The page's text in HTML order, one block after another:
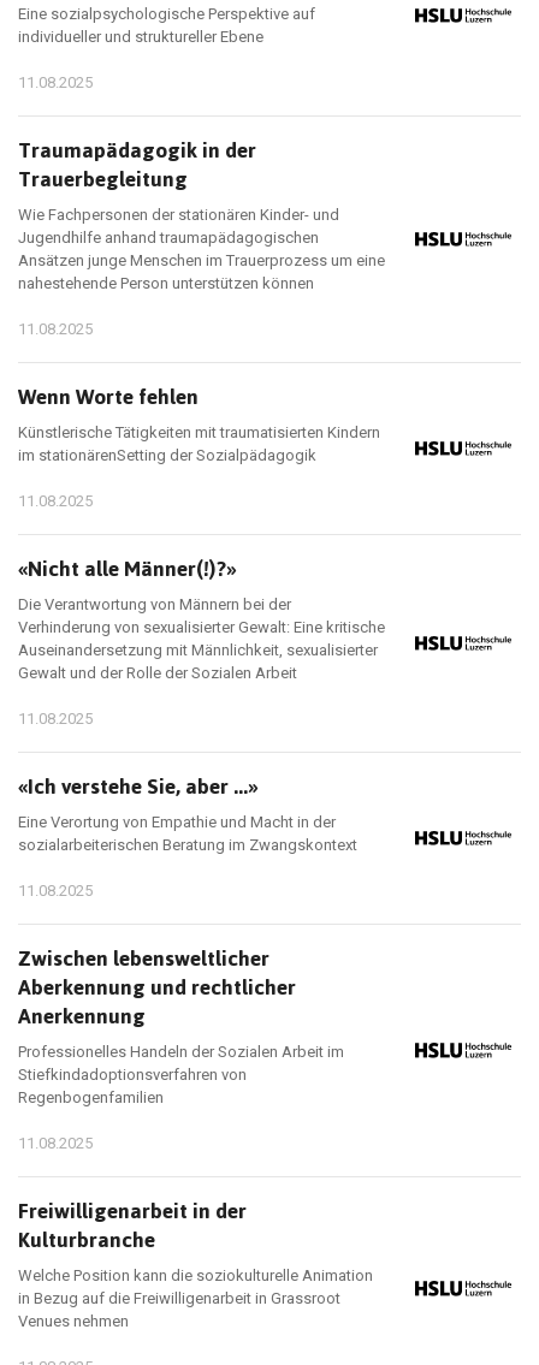
Eine sozialpsychologische Perspektive auf
individueller und struktureller Ebene
11.08.2025
Traumapädagogik in der
Trauerbegleitung
Wie Fachpersonen der stationären Kinder- und
Jugendhilfe anhand traumapädagogischen
Ansätzen junge Menschen im Trauerprozess um eine
nahestehende Person unterstützen können
11.08.2025
Wenn Worte fehlen
Künstlerische Tätigkeiten mit traumatisierten Kindern
im stationärenSetting der Sozialpädagogik
11.08.2025
«Nicht alle Männer(!)?»
Die Verantwortung von Männern bei der
Verhinderung von sexualisierter Gewalt: Eine kritische
Auseinandersetzung mit Männlichkeit, sexualisierter
Gewalt und der Rolle der Sozialen Arbeit
11.08.2025
«Ich verstehe Sie, aber ...»
Eine Verortung von Empathie und Macht in der
sozialarbeiterischen Beratung im Zwangskontext
11.08.2025
Zwischen lebensweltlicher
Aberkennung und rechtlicher
Anerkennung
Professionelles Handeln der Sozialen Arbeit im
Stiefkindadoptionsverfahren von
Regenbogenfamilien
11.08.2025
Freiwilligenarbeit in der
Kulturbranche
Welche Position kann die soziokulturelle Animation
in Bezug auf die Freiwilligenarbeit in Grassroot
Venues nehmen